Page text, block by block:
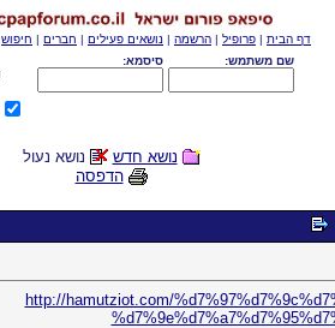
דף הבית | פרופיל | הרשמה | נושאים פעילים | חברים | חיפוש
שם משתמש:
סיסמא:
נושא חדש
נושא נעול
הדפסה
http://hamutziot.com/